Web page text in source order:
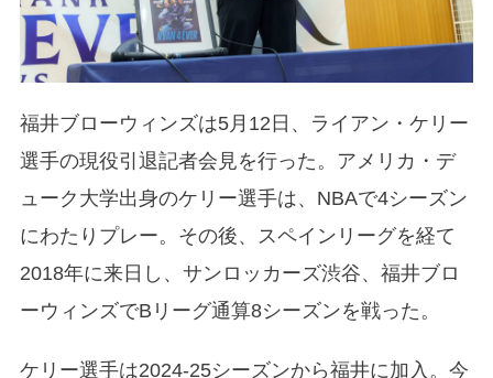
福井ブローウィンズは5月12日、ライアン・ケリー
選手の現役引退記者会見を行った。アメリカ・デ
ューク大学出身のケリー選手は、NBAで4シーズン
にわたりプレー。その後、スペインリーグを経て
2018年に来日し、サンロッカーズ渋谷、福井ブロ
ーウィンズでBリーグ通算8シーズンを戦った。
ケリー選手は2024-25シーズンから福井に加入。今